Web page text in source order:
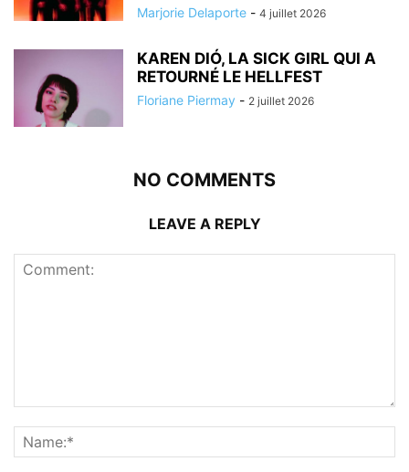
Marjorie Delaporte - 4 juillet 2026
KAREN DIÓ, LA SICK GIRL QUI A
RETOURNÉ LE HELLFEST
Floriane Piermay - 2 juillet 2026
NO COMMENTS
LEAVE A REPLY